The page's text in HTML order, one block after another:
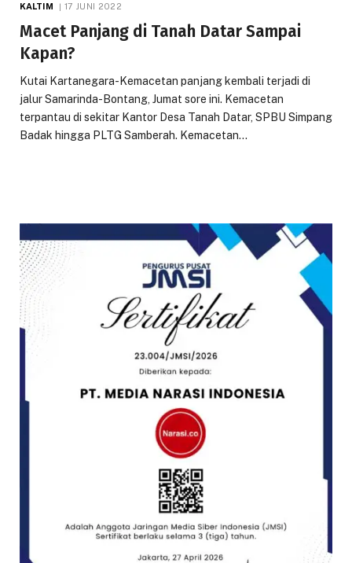
KALTIM 17 JUNI 2022
Macet Panjang di Tanah Datar Sampai
Kapan?
Kutai Kartanegara-Kemacetan panjang kembali terjadi di
jalur Samarinda-Bontang, Jumat sore ini. Kemacetan
terpantau di sekitar Kantor Desa Tanah Datar, SPBU Simpang
Badak hingga PLTG Samberah. Kemacetan…